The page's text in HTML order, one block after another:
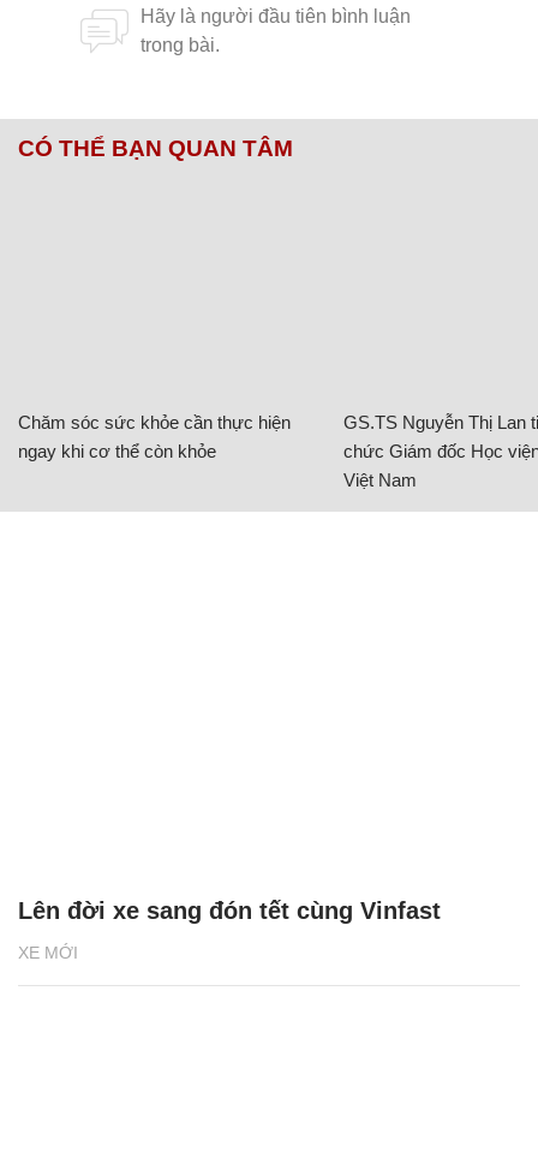
CÓ THỂ BẠN QUAN TÂM
Chăm sóc sức khỏe cần thực hiện
ngay khi cơ thể còn khỏe
GS.TS Nguyễn Thị Lan
chức Giám đốc Học
Việt Nam
XE MỚI
Lên đời xe sang đón tết cùng Vinfast